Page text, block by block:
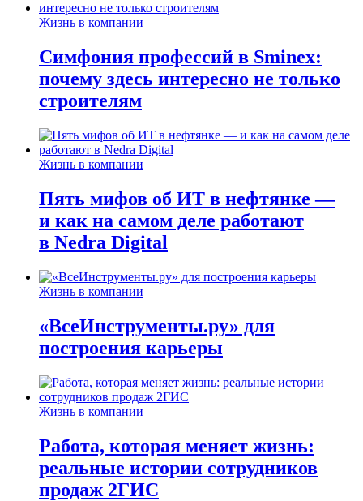
Жизнь в компании
Симфония профессий в Sminex:
почему здесь интересно не только
строителям
Жизнь в компании
Пять мифов об ИТ в нефтянке —
и как на самом деле работают
в Nedra Digital
Жизнь в компании
«ВсеИнструменты.ру» для
построения карьеры
Жизнь в компании
Работа, которая меняет жизнь:
реальные истории сотрудников
продаж 2ГИС